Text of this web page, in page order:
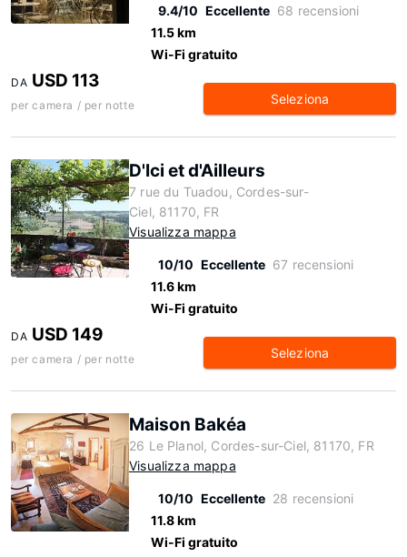
9.4/10 Eccellente 68 recensioni
11.5 km
Wi-Fi gratuito
DA USD 113
per camera / per notte Seleziona
D'Ici et d'Ailleurs
7 rue du Tuadou, Cordes-sur-
Ciel, 81170, FR
Visualizza mappa
10/10 Eccellente 67 recensioni
11.6 km
Wi-Fi gratuito
DA USD 149
per camera / per notte Seleziona
Maison Bakéa
26 Le Planol, Cordes-sur-Ciel, 81170, FR
Visualizza mappa
10/10 Eccellente 28 recensioni
11.8 km
Wi-Fi gratuito